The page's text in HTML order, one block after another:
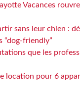
Vacances
sans leur chien :
“dog-friendly”
que les
location pour 6